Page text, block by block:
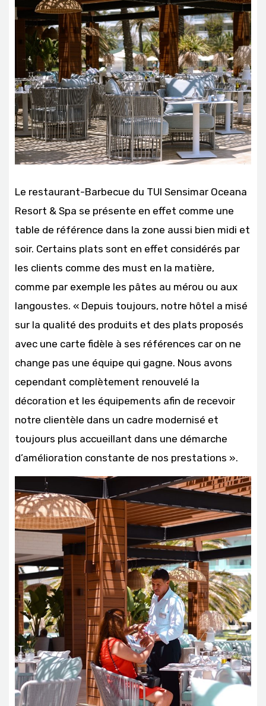
Le restaurant-Barbecue du TUI Sensimar Oceana
Resort & Spa se présente en effet comme une
table de référence dans la zone aussi bien midi et
soir. Certains plats sont en effet considérés par
les clients comme des must en la matière,
comme par exemple les pâtes au mérou ou aux
langoustes. « Depuis toujours, notre hôtel a misé
sur la qualité des produits et des plats proposés
avec une carte fidèle à ses références car on ne
change pas une équipe qui gagne. Nous avons
cependant complètement renouvelé la
décoration et les équipements afin de recevoir
notre clientèle dans un cadre modernisé et
toujours plus accueillant dans une démarche
d’amélioration constante de nos prestations ».